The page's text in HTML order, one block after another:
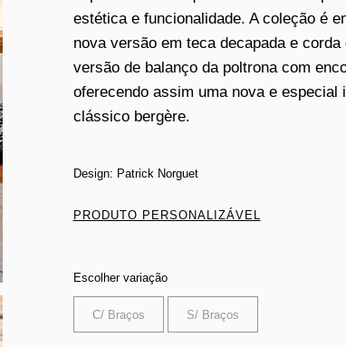
estética e funcionalidade. A coleção é
nova versão em teca decapada e
versão de balanço da poltrona com
oferecendo assim uma nova e especial
clássico bergère.
Design: Patrick Norguet
PRODUTO PERSONALIZÁVEL
Escolher variação
C/ Braços S/ Braços